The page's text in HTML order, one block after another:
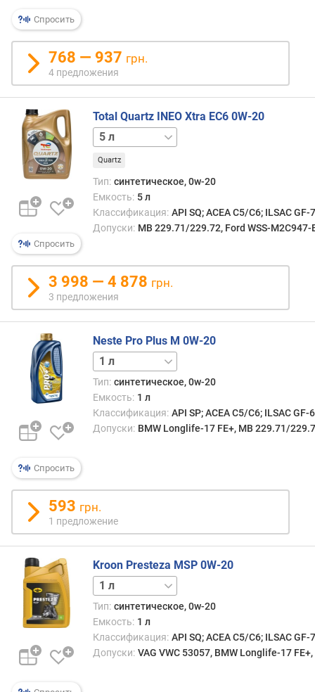
б
а
в
л
е
н
и
я
п
о
о
л
ч
е
с
т
в
у
р
е
д
л
ж
е
и
й
ъ
е
м
(
л
)
с
о
Спросить
768 — 937 грн.
4 предложения
Спросить
Total Quartz INEO Xtra EC6 0W-20
1 л
Quartz
Тип: синтетическое, 0w-20
Емкость: 5 л
Классификация: API SQ; ACEA C5/C6; ILSAC GF-
Допуски: MB 229.71/229.72, Ford WSS-
3 998 — 4 878 грн.
3 предложения
Спросить
Neste Pro Plus M 0W-20
4 л
Тип: синтетическое, 0w-20
Емкость: 1 л
Классификация: API SP; ACEA C5/C6; ILSAC GF-
Допуски: BMW Longlife-17 FE+, MB 229.71/
593 грн.
1 предложение
Kroon Presteza MSP 0W-20
5 л 15 л 208 л
Тип: синтетическое, 0w-20
Емкость: 1 л
Классификация: API SQ; ACEA C5/C6; ILSAC GF-
Допуски: VAG VWC 53057, BMW Longlife-17